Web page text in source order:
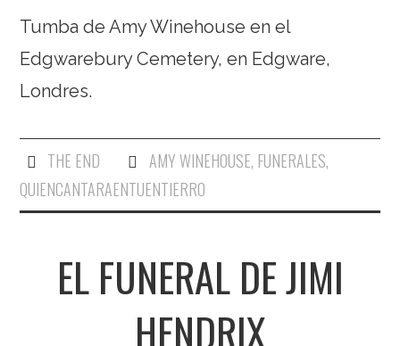
Tumba de Amy Winehouse en el
Edgwarebury Cemetery, en Edgware,
Londres.
THE END AMY WINEHOUSE, FUNERALES,
QUIENCANTARAENTUENTIERRO
EL FUNERAL DE JIMI
HENDRIX